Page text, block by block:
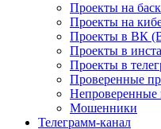
Проекты на
Проекты на
Проекты в ВК
Проекты в
Проекты в
Проверенные
Непроверенные
Мошенники
Телеграмм-канал